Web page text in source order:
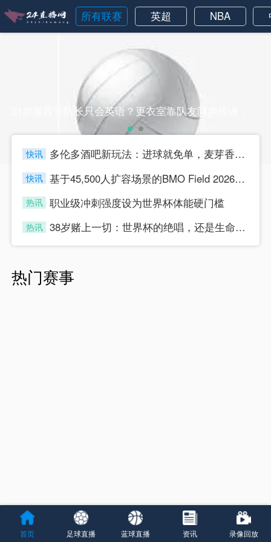
所有联赛 英超 NBA
快讯
多伦多酒吧新玩法：进球就免单，麦芽香“踢”燃全城
快讯
基于45,500人扩容场景的BMO Field 2026世界杯助威声压空间分布与效能仿真分析
热讯 职业级冲刺强度设为世界杯体能硬门槛
热讯
38岁赌上一切：世界杯的绝唱，还是生命的最后冲刺？
热门赛事
首页 足球直播 蓝球直播 资讯 录像回放